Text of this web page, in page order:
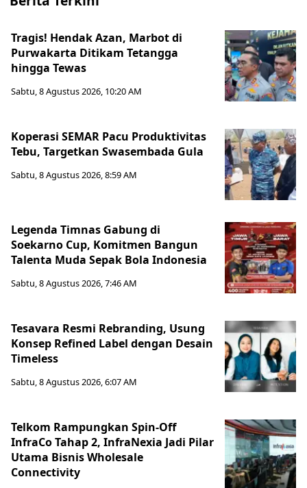
Tragis! Hendak Azan, Marbot di
Purwakarta Ditikam Tetangga
hingga Tewas
Sabtu, 8 Agustus 2026, 10:20 AM
Koperasi SEMAR Pacu Produktivitas
Tebu, Targetkan Swasembada Gula
Sabtu, 8 Agustus 2026, 8:59 AM
Legenda Timnas Gabung di
Soekarno Cup, Komitmen Bangun
Talenta Muda Sepak Bola Indonesia
Sabtu, 8 Agustus 2026, 7:46 AM
Tesavara Resmi Rebranding, Usung
Konsep Refined Label dengan Desain
Timeless
Sabtu, 8 Agustus 2026, 6:07 AM
Telkom Rampungkan Spin-Off
InfraCo Tahap 2, InfraNexia Jadi Pilar
Utama Bisnis Wholesale
Connectivity